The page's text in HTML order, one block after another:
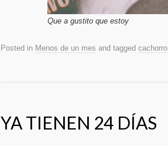
Que a gustito que estoy
Posted in Menos de un mes and tagged cachorro
YA TIENEN 24 DÍAS